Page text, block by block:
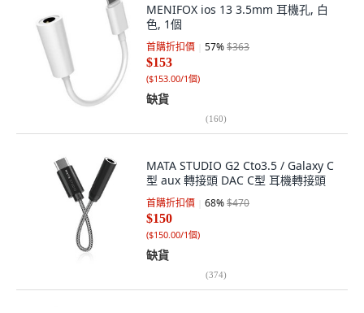
MENIFOX ios 13 3.5mm 耳機孔, 白
色, 1個
首購折扣價 57%$363
$153
($153.00/1個)
缺貨
(160)
MATA STUDIO G2 Cto3.5 / Galaxy C
型 aux 轉接頭 DAC C型 耳機轉接頭
首購折扣價 68%$470
$150
($150.00/1個)
缺貨
(374)